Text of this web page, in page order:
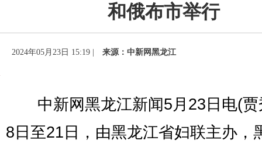
和俄布市举行
2024年05月23日 15:19 | 来源：中新网黑龙江
中新网黑龙江新闻5月23日电(贾
8日至21日，由黑龙江省妇联主办，